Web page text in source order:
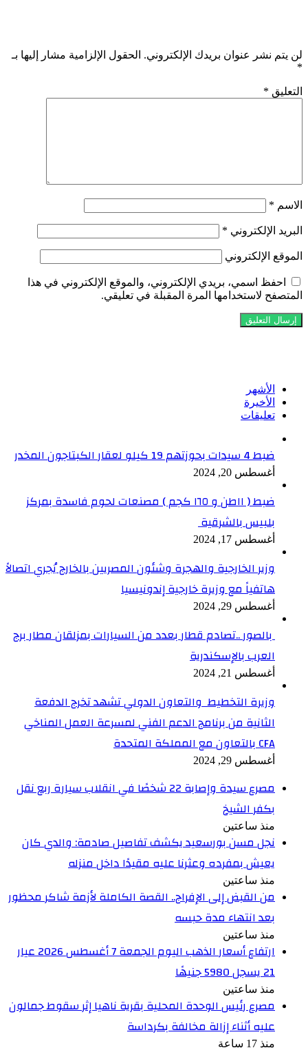
لن يتم نشر عنوان بريدك الإلكتروني. الحقول الإلزامية مشار إليها بـ
*
التعليق *
الاسم *
البريد الإلكتروني *
الموقع الإلكتروني
احفظ اسمي، بريدي الإلكتروني، والموقع الإلكتروني في هذا
المتصفح لاستخدامها المرة المقبلة في تعليقي.
الأشهر
الأخيرة
تعليقات
ضبط 4 سيدات بحوزتهم 19 كيلو لعقار الكبتاجون المخدر
أغسطس 20, 2024
ضبط ( ١١طن و ١٦٥ كجم ) مصنعات لحوم فاسدة بمركز
بلبيس بالشرقية
أغسطس 17, 2024
وزير الخارجية والهجرة وشئون المصريين بالخارج يُجري اتصالاً
هاتفياً مع وزيرة خارجية إندونيسيا
أغسطس 29, 2024
بالصور ..تصادم قطار بعدد من السيارات بمزلقان مطار برج
العرب بالإسكندرية
أغسطس 21, 2024
وزيرة التخطيط والتعاون الدولي تشهد تخرج الدفعة
الثانية من برنامج الدعم الفني لمسرعة العمل المناخي
CFA بالتعاون مع المملكة المتحدة
أغسطس 29, 2024
مصرع سيدة وإصابة 22 شخصًا في انقلاب سيارة ربع نقل
بكفر الشيخ
منذ ساعتين
نجل مسن بورسعيد يكشف تفاصيل صادمة: والدي كان
يعيش بمفرده وعثرنا عليه مقيدًا داخل منزله
منذ ساعتين
من القبض إلى الإفراج.. القصة الكاملة لأزمة شاكر محظور
بعد انتهاء مدة حبسه
منذ ساعتين
ارتفاع أسعار الذهب اليوم الجمعة 7 أغسطس 2026 عيار
21 يسجل 5980 جنيهًا
منذ ساعتين
مصرع رئيس الوحدة المحلية بقرية ناهيا إثر سقوط جمالون
عليه أثناء إزالة مخالفة بكرداسة
منذ 17 ساعة